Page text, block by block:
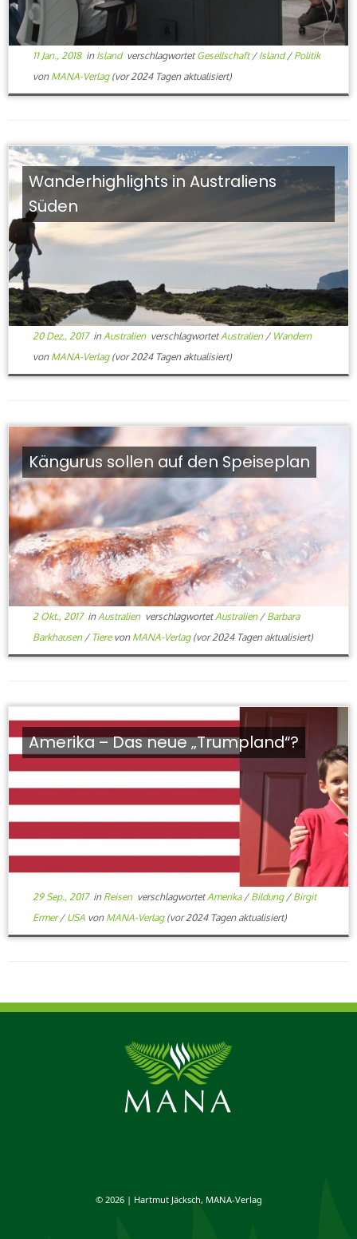
11 Jan., 2018in Island verschlagwortetGesellschaft/ Island/ Politik
von MANA-Verlag(vor 2024 Tagen aktualisiert)
Wanderhighlights in Australiens
Süden
20 Dez., 2017in Australien verschlagwortetAustralien / Wandern
von MANA-Verlag(vor 2024 Tagen aktualisiert)
Kängurus sollen auf den Speiseplan
2 Okt., 2017in Australien verschlagwortetAustralien / Barbara
Barkhausen / Tiere von MANA-Verlag(vor 2024 Tagen aktualisiert)
Amerika – Das neue „Trumpland“?
29 Sep., 2017in Reisen verschlagwortetAmerika / Bildung / Birgit
Ermer/ USA von MANA-Verlag(vor 2024 Tagen aktualisiert)
© 2026 | Hartmut Jäcksch, MANA-Verlag